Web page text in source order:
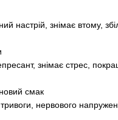
настрій, знімає втому,
знімає стрес,
смак
нервового